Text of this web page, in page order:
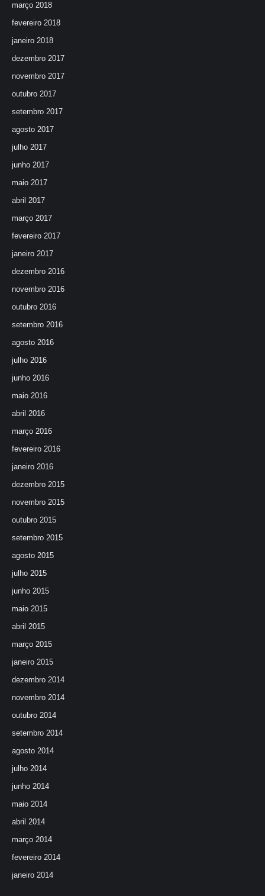
março 2018
fevereiro 2018
janeiro 2018
dezembro 2017
novembro 2017
outubro 2017
setembro 2017
agosto 2017
julho 2017
junho 2017
maio 2017
abril 2017
março 2017
fevereiro 2017
janeiro 2017
dezembro 2016
novembro 2016
outubro 2016
setembro 2016
agosto 2016
julho 2016
junho 2016
maio 2016
abril 2016
março 2016
fevereiro 2016
janeiro 2016
dezembro 2015
novembro 2015
outubro 2015
setembro 2015
agosto 2015
julho 2015
junho 2015
maio 2015
abril 2015
março 2015
janeiro 2015
dezembro 2014
novembro 2014
outubro 2014
setembro 2014
agosto 2014
julho 2014
junho 2014
maio 2014
abril 2014
março 2014
fevereiro 2014
janeiro 2014